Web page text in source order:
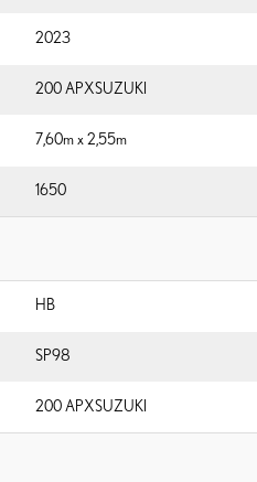
2023
200 APXSUZUKI
7,60m x 2,55m
1650
HB
SP98
200 APXSUZUKI